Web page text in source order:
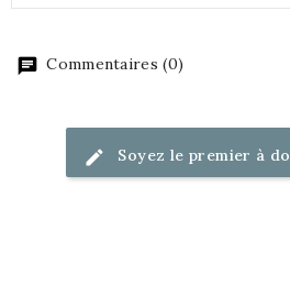
Commentaires (0)
Soyez le premier à